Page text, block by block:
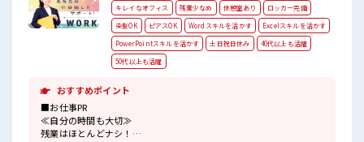
キレイなオフィス
残業少なめ 休憩室あり
ロッカー完備
染髪OK
ピアスOK Wordスキルを活かす
Excelスキルを活かす
PowerPointスキルを活かす
土日祝日休み
40代以上も活躍
50代以上も活躍
おすすめポイント
■お仕事PR
≪自分の時間も大切≫
残業はほとんどナシ！